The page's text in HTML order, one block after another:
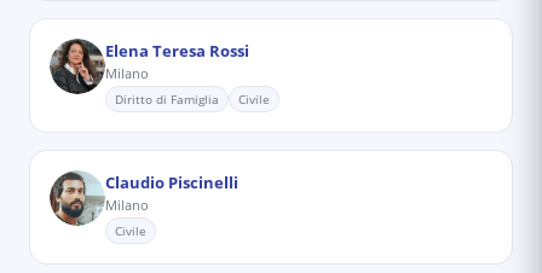
Elena Teresa Rossi
Milano
Diritto di Famiglia Civile
Claudio Piscinelli
Milano
Civile